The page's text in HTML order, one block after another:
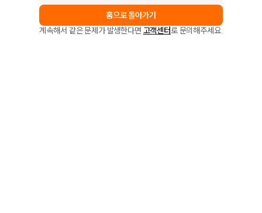
홈으로 돌아가기
계속해서 같은 문제가 발생한다면 고객센터로 문의해주세요.